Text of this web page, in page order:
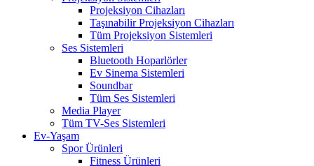
Projeksiyon Cihazları
Taşınabilir Projeksiyon Cihazları
Tüm Projeksiyon Sistemleri
Ses Sistemleri
Bluetooth Hoparlörler
Ev Sinema Sistemleri
Soundbar
Tüm Ses Sistemleri
Media Player
Tüm TV-Ses Sistemleri
Ev-Yaşam
Spor Ürünleri
Fitness Ürünleri